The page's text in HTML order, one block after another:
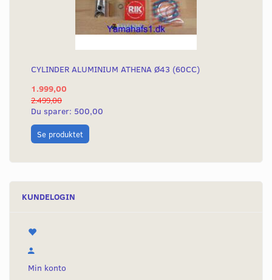
CYLINDER ALUMINIUM ATHENA Ø43 (60CC)
1.999,00
2.499,00
Du sparer: 500,00
Se produktet
KUNDELOGIN
Min konto